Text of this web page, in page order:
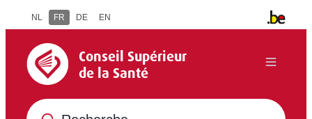
Au contenu
NL FR DE EN
Autres
Conseil Supérieur de la Santé
Conseil Supérieur
de la Santé
Que recherchez-vous ?
Menu